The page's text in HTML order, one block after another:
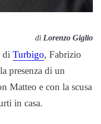
di Lorenzo Giglio
di Turbigo, Fabrizio
presenza di un
Matteo e con la scusa
in casa.